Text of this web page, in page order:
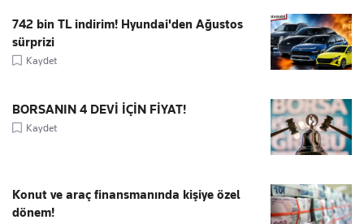
742 bin TL indirim! Hyundai'den Ağustos
sürprizi
Kaydet
BORSANIN 4 DEVİ İÇİN FİYAT!
Kaydet
Konut ve araç finansmanında kişiye özel
dönem!